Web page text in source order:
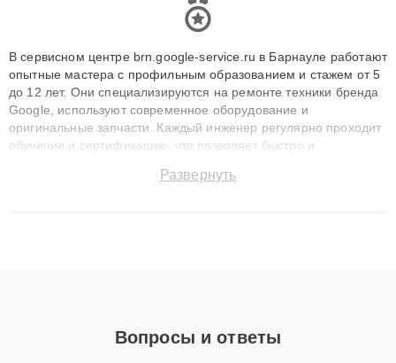
В сервисном центре brn.google-service.ru в Барнауле работают
опытные мастера с профильным образованием и стажем от 5
до 12 лет. Они специализируются на ремонте техники бренда
Google, используют современное оборудование и
оригинальные запчасти. Каждый инженер регулярно проходит
обучение и сертификацию, что позволяет быстро и
сохранением гарантии до 3 лет. Наши мастера решают
Развернуть
Вопросы и ответы